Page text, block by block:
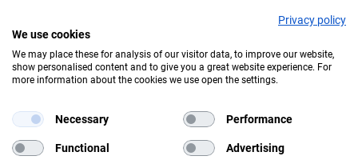
Informationen
Eintrittspreise
Privacy policy
We use cookies
We may place these for analysis of our visitor data, to improve our website,
show personalised content and to give you a great website experience. For
more information about the cookies we use open the settings.
Necessary Performance
Functional Advertising